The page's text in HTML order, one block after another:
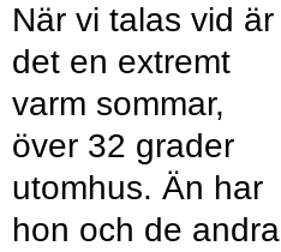
När vi talas vid är
det en extremt
varm sommar,
över 32 grader
utomhus. Än har
hon och de andra